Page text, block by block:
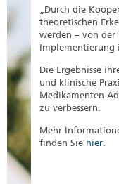
„Durch die
theoretischen
werden – von der
Implementierung
Die Ergebnisse
und klinische
Medikamenten-
zu verbessern.
Mehr
finden Sie hier.